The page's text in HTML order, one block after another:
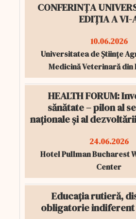
CONFERINȚA
EDIȚIA A VI-
10.06.2026
Universitatea de Științe
Medicină Veterinară din
HEALTH FORUM:
sănătate – pilon al
naționale și al
24.06.2026
Hotel Pullman Bucharest
Center
Educația rutieră,
obligatorie indiferent